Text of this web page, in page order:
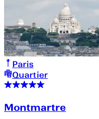
Paris
Quartier
Montmartre